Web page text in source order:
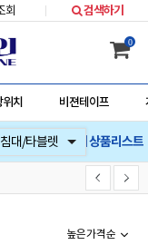
회 검색하기
0
위치 비젼테이프
장치
대/타블렛
프나틱 기어 상품리스트
높은가격순